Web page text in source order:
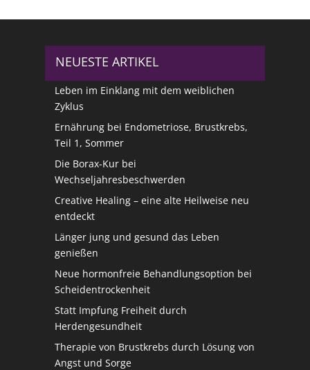
NEUESTE ARTIKEL
Leben im Einklang mit dem weiblichen
Zyklus
Ernährung bei Endometriose, Brustkrebs,
Teil 1, Sommer
Die Borax-Kur bei
Wechseljahresbeschwerden
Creative Healing – eine alte Heilweise neu
entdeckt
Länger jung und gesund das Leben
genießen
Neue hormonfreie Behandlungsoption bei
Scheidentrockenheit
Statt Impfung Freiheit durch
Herdengesundheit
Therapie von Brustkrebs durch Lösung von
Angst und Sorge